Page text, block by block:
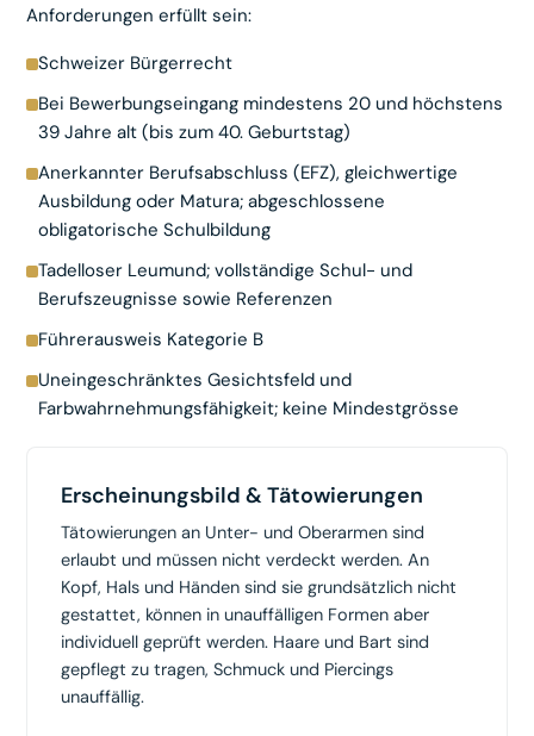
Anforderungen erfüllt sein:
Schweizer Bürgerrecht
Bei Bewerbungseingang mindestens 20 und höchstens
39 Jahre alt (bis zum 40. Geburtstag)
Anerkannter Berufsabschluss (EFZ), gleichwertige
Ausbildung oder Matura; abgeschlossene
obligatorische Schulbildung
Tadelloser Leumund; vollständige Schul- und
Berufszeugnisse sowie Referenzen
Führerausweis Kategorie B
Uneingeschränktes Gesichtsfeld und
Farbwahrnehmungsfähigkeit; keine Mindestgrösse
Erscheinungsbild & Tätowierungen
Tätowierungen an Unter- und Oberarmen sind
erlaubt und müssen nicht verdeckt werden. An
Kopf, Hals und Händen sind sie grundsätzlich nicht
gestattet, können in unauffälligen Formen aber
individuell geprüft werden. Haare und Bart sind
gepflegt zu tragen, Schmuck und Piercings
unauffällig.